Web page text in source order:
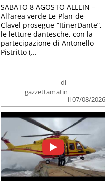
di
gazzettamatin
il 07/08/2026
SABATO 8 AGOSTO ALLEIN –
All’area verde Le Plan-de-
Clavel prosegue “ItinerDante”,
le letture dantesche, con la
partecipazione di Antonello
Pistritto (...